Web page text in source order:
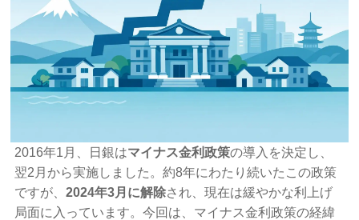
2016年1月、日銀はマイナス金利政策の導入を決定し、
翌2月から実施しました。約8年にわたり続いたこの政策
ですが、2024年3月に解除され、現在は緩やかな利上げ
局面に入っています。今回は、マイナス金利政策の経緯